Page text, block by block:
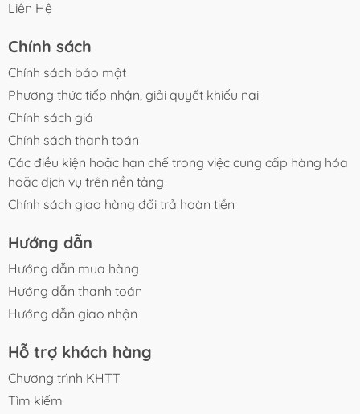
- Sản phẩm được kiểm tra kỹ trước khi giao hàng.
- Đóng gói cẩn thận hạn chế hư hỏng trong quá trình
- Hỗ trợ tư vấn lựa chọn công suất phù hợp với kích
thước hồ.
- Hỗ trợ đổi trả theo chính sách của sàn nếu phát sinh
lỗi từ nhà sản xuất hoặc vận chuyển.
Liên Hệ
Chính sách
Chính sách bảo mật
Phương thức tiếp nhận, giải quyết khiếu nại
Chính sách giá
Chính sách thanh toán
Các điều kiện hoặc hạn chế trong việc cung cấp hàng hóa
hoặc dịch vụ trên nền tảng
Chính sách giao hàng đổi trả hoàn tiền
Hướng dẫn
Hướng dẫn mua hàng
Hướng dẫn thanh toán
Hướng dẫn giao nhận
Hỗ trợ khách hàng
Chương trình KHTT
Tìm kiếm